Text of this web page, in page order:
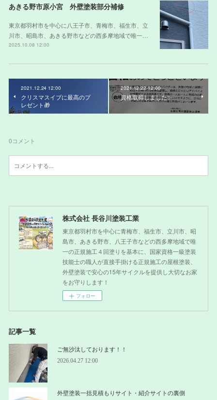
あきる野市原小宮 外壁塗装部分補修
東京都羽村市を中心に八王子市、青梅市、福生市、立
川市、昭島市、あきる野市などの西多摩地域で唯一…
2025.10.08 12:00
2021.12.24 12:00
クリスマスイブに最高のプ
レゼント🎁
2021.12.22 12:00
資格取得しました✨
0コメント
株式会社 長谷川塗装工業
東京都羽村市を中心に青梅市、福生市、立川市、昭
島市、あきる野市、八王子市などの西多摩地域で唯
一の正規施工４回塗りを基本に、国家資格一級塗装
技能士の職人が直接手掛ける正規施工の屋根塗装、
外壁塗装で安心の15年サイクルを提供し大切なお家
をお守りします！
フォロー
記事一覧
ご無沙汰しております！！
2026.04.27 12:00
外壁塗装一括見積もりサイト・紹介サイトの裏側